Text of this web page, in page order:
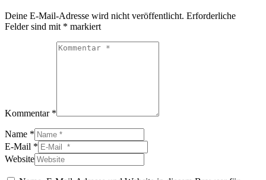
Deine E-Mail-Adresse wird nicht veröffentlicht. Erforderliche
Felder sind mit * markiert
Kommentar *
Name *
E-Mail *
Website